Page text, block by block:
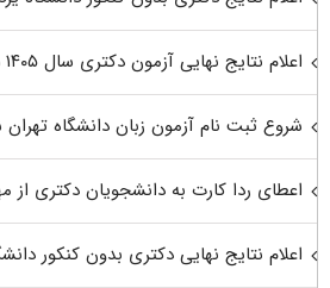
اعلام نتایج نهایی آزمون دکتری سال ۱۴۰۵ در اواخر مرداد
شروع ثبت نام آزمون زبان دانشگاه تهران
اعطای ردا کارت به دانشجویان دکتری از مهر
اعلام نتایج نهایی دکتری بدون کنکور دانشگاه